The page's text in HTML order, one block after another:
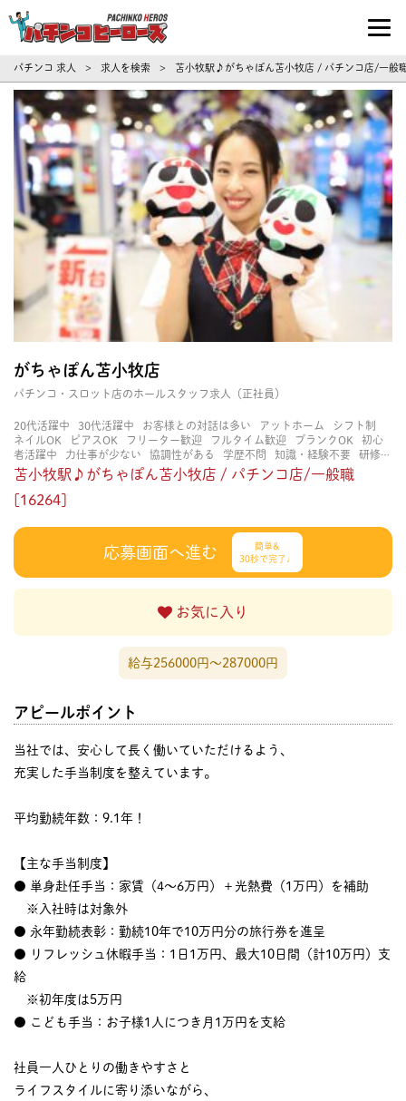
パチンコ求人・転職ならパチンコヒーロ
パチンコ 求人 > 求人を検索 > 苫小牧駅♪がちゃぽん苫小牧店 / パチンコ店/一般
がちゃぽん苫小牧店
パチンコ・スロット店のホールスタッフ求人（正社員）
20代活躍中 30代活躍中 お客様との対話は多い アットホーム
シフト制
ネイルOK
ピアスOK フリーター歓迎 フルタイム歓迎 ブランクOK
初心
者活躍中
力仕事が少ない 協調性がある 学歴不問 知識・経験不要
研修あ
り
立ち仕事 経験者・有資格者歓迎 茶髪OK 賑やかな職場
長く働ける
長期歓迎
苫小牧駅♪がちゃぽん苫小牧店 / パチンコ店/一般職
[16264]
応募画面へ進む
簡単&
30秒で完了♩
お気に入り
給与256000円〜287000円
アピールポイント
当社では、安心して長く働いていただけるよう、
充実した手当制度を整えています。
平均勤続年数：9.1年！
【主な手当制度】
● 単身赴任手当：家賃（4～6万円）＋光熱費（1万円）を補助
※入社時は対象外
● 永年勤続表彰：勤続10年で10万円分の旅行券を進呈
● リフレッシュ休暇手当：1日1万円、最大10日間（計10万円）支
給
※初年度は5万円
● こども手当：お子様1人につき月1万円を支給
社員一人ひとりの働きやすさと
ライフスタイルに寄り添いながら、